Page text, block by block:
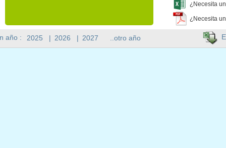
¿Necesita
¿Necesita
año : 2025 | 2026 | 2027 ..otro año